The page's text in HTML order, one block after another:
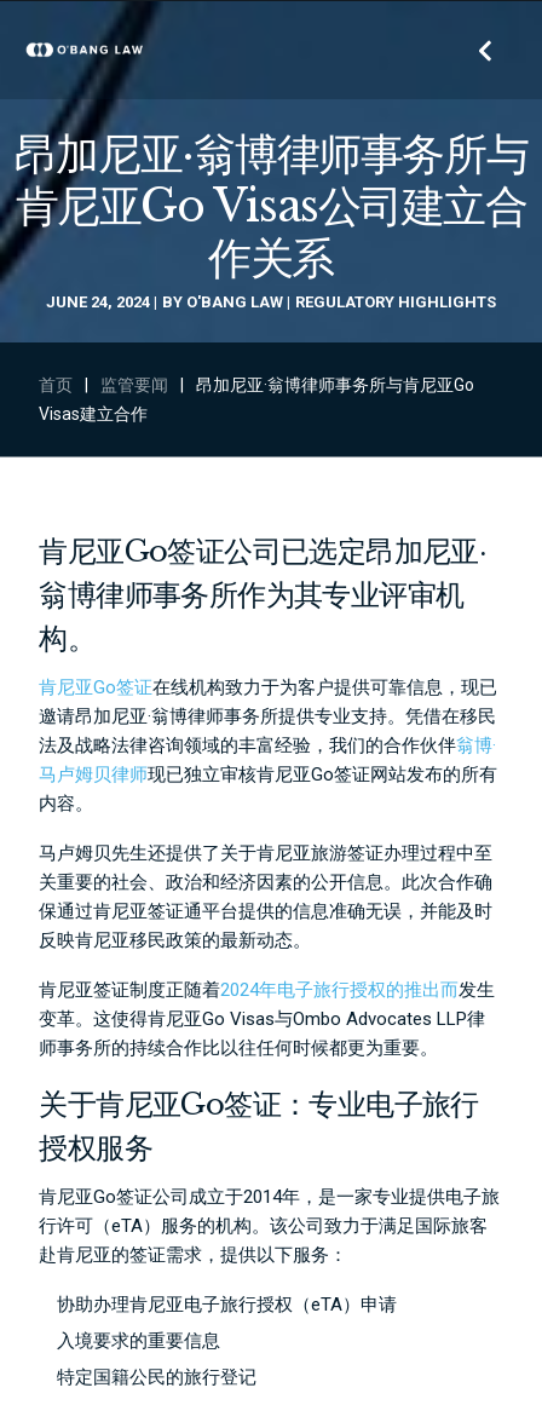
昂加尼亚·翁博律师事务所与
肯尼亚Go Visas公司建立合
作关系
JUNE 24, 2024 BY O'BANG LAW REGULATORY HIGHLIGHTS
首页 监管要闻
昂加尼亚·翁博律师事务所与肯尼亚Go
Visas建立合作
肯尼亚Go签证公司已选定昂加尼亚·
翁博律师事务所作为其专业评审机
构。
肯尼亚Go签证在线机构致力于为客户提供可靠信息，现已
邀请昂加尼亚·翁博律师事务所提供专业支持。凭借在移民
法及战略法律咨询领域的丰富经验，我们的合作伙伴翁博·
马卢姆贝律师现已独立审核肯尼亚Go签证网站发布的所有
内容。
马卢姆贝先生还提供了关于肯尼亚旅游签证办理过程中至
关重要的社会、政治和经济因素的公开信息。此次合作确
保通过肯尼亚签证通平台提供的信息准确无误，并能及时
反映肯尼亚移民政策的最新动态。
肯尼亚签证制度正随着2024年电子旅行授权的推出而发生
变革。这使得肯尼亚Go Visas与Ombo Advocates LLP律
师事务所的持续合作比以往任何时候都更为重要。
关于肯尼亚Go签证：专业电子旅行
授权服务
肯尼亚Go签证公司成立于2014年，是一家专业提供电子旅
行许可（eTA）服务的机构。该公司致力于满足国际旅客
赴肯尼亚的签证需求，提供以下服务：
协助办理肯尼亚电子旅行授权（eTA）申请
入境要求的重要信息
特定国籍公民的旅行登记